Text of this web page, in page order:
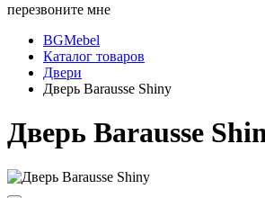
перезвоните мне
BGMebel
Каталог товаров
Двери
Дверь Barausse Shiny
Дверь Barausse